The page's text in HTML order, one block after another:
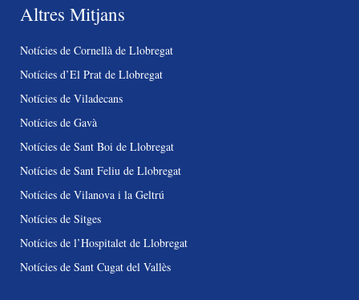
Altres Mitjans
Notícies de Cornellà de Llobregat
Notícies d’El Prat de Llobregat
Notícies de Viladecans
Notícies de Gavà
Notícies de Sant Boi de Llobregat
Notícies de Sant Feliu de Llobregat
Notícies de Vilanova i la Geltrú
Notícies de Sitges
Notícies de l’Hospitalet de Llobregat
Notícies de Sant Cugat del Vallès